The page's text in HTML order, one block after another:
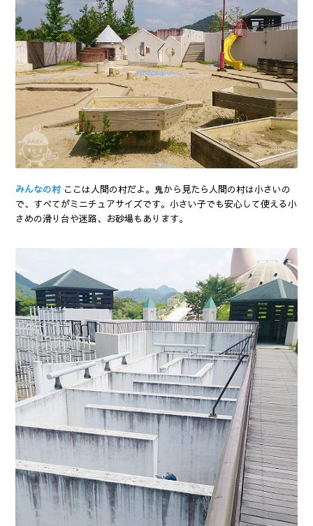
みんなの村 ここは人間の村だよ。鬼から見たら人間の村は小さいの
で、すべてがミニチュアサイズです。小さい子でも安心して使える小
さめの滑り台や迷路、お砂場もあります。